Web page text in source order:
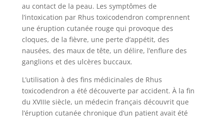
au contact de la peau. Les symptômes de
l’intoxication par Rhus toxicodendron comprennent
une éruption cutanée rouge qui provoque des
cloques, de la fièvre, une perte d’appétit, des
nausées, des maux de tête, un délire, l’enflure des
ganglions et des ulcères buccaux.
L’utilisation à des fins médicinales de Rhus
toxicodendron a été découverte par accident. À la fin
du XVIIIe siècle, un médecin français découvrit que
l’éruption cutanée chronique d’un patient avait été